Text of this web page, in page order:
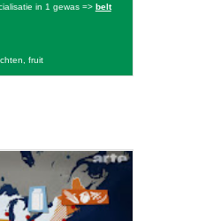
in 1 gewas => belt
fruit